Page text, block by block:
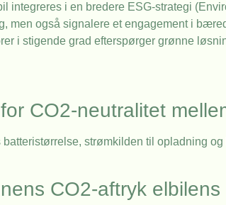
integreres i en bredere ESG-strategi
men også signalere et engagement i
i stigende grad efterspørger grønne
CO2-neutralitet
strømkilden til opladning
CO2-aftryk